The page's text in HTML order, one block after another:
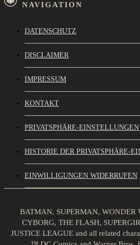
NAVIGATION
DATENSCHUTZ
DISCLAIMER
IMPRESSUM
KONTAKT
PRIVATSPHÄRE-
HISTORIE DER PRIVATSPHÄRE-
EINWILLIGUNGEN WIDERRUFEN
BATMAN, SUPERMAN,
CYBORG, THE FLASH,
JUSTICE LEAGUE and all related